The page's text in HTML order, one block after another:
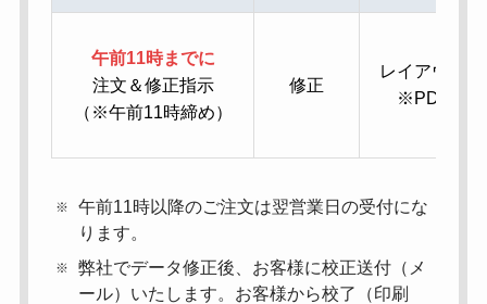
午前11時までに
注文＆修正指示
（※午前11時締め）
修正
レイアウト
※PDF校正
午前11時以降のご注文は翌営業日の受付にな
ります。
弊社でデータ修正後、お客様に校正送付（メ
ール）いたします。お客様から校了（印刷